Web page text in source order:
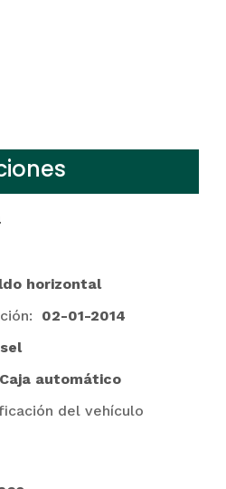
horizontal
02-01-2014
Caja automático
del vehículo